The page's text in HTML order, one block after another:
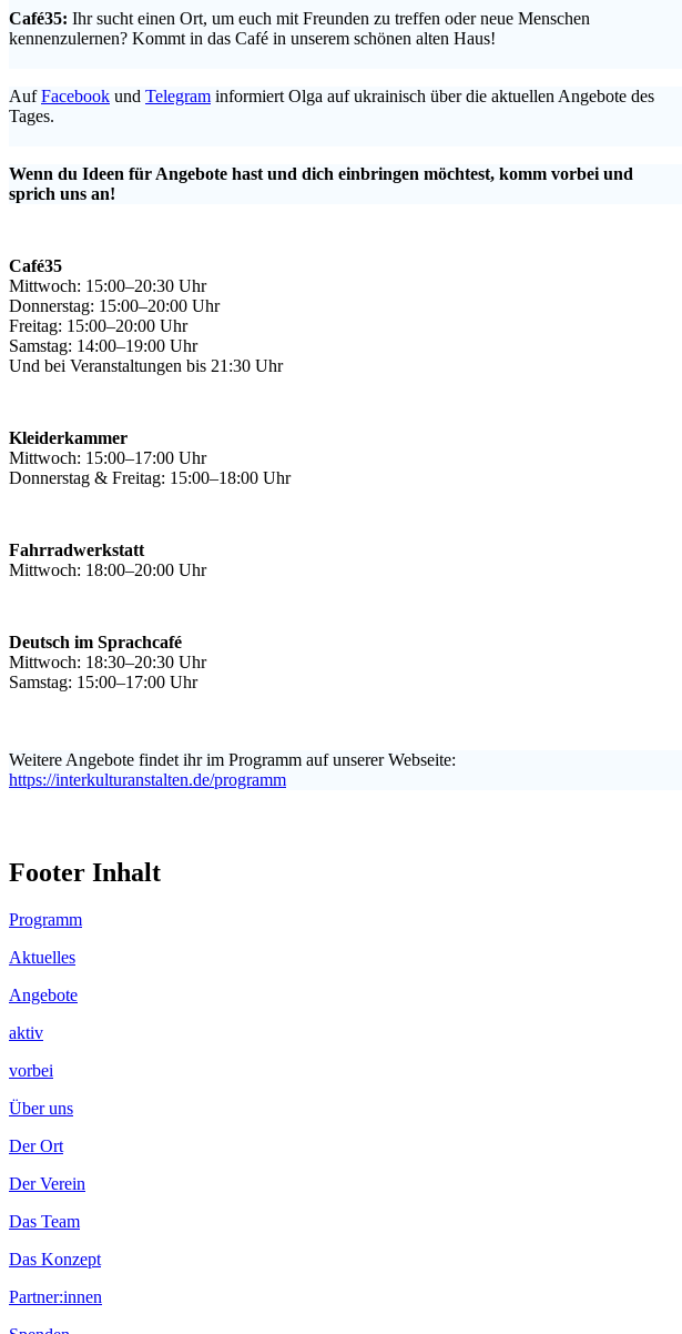
Café35: Ihr sucht einen Ort, um euch mit Freunden zu treffen oder neue Menschen
kennenzulernen? Kommt in das Café in unserem schönen alten Haus!
AufFacebook und Telegram informiert Olga auf ukrainisch über die aktuellen Angebote des
Tages.
Wenn du Ideen für Angebote hast und dich einbringen möchtest, komm vorbei und
sprich uns an!
Café35
Mittwoch: 15:00–20:30 Uhr
Donnerstag: 15:00–20:00 Uhr
Freitag: 15:00–20:00 Uhr
Samstag: 14:00–19:00 Uhr
Und bei Veranstaltungen bis 21:30 Uhr
Kleiderkammer
Mittwoch: 15:00–17:00 Uhr
Donnerstag & Freitag: 15:00–18:00 Uhr
Fahrradwerkstatt
Mittwoch: 18:00–20:00 Uhr
Deutsch im Sprachcafé
Mittwoch: 18:30–20:30 Uhr
Samstag: 15:00–17:00 Uhr
Weitere Angebote findet ihr im Programm auf unserer Webseite:
https://interkulturanstalten.de/programm
Footer Inhalt
Programm
Aktuelles
Angebote
aktiv
vorbei
Über uns
Der Ort
Der Verein
Das Team
Das Konzept
Partner:innen